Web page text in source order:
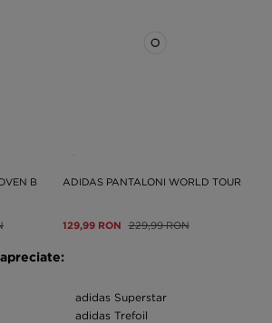
B ADIDAS PANTALONI WORLD TOUR
129,99 RON 229,99 RON
adidas Superstar
adidas Trefoil